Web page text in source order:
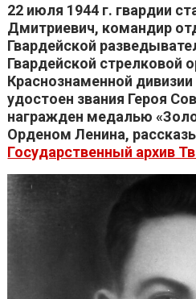
22 июля 1944 г. гвардии
Дмитриевич, командир
Гвардейской
Гвардейской стрелковой
Краснознаменной
удостоен звания Героя
награжден медалью
Орденом Ленина,
Государственный архив